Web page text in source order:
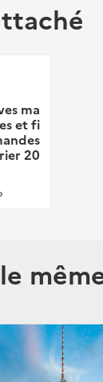
ma
et fi
20